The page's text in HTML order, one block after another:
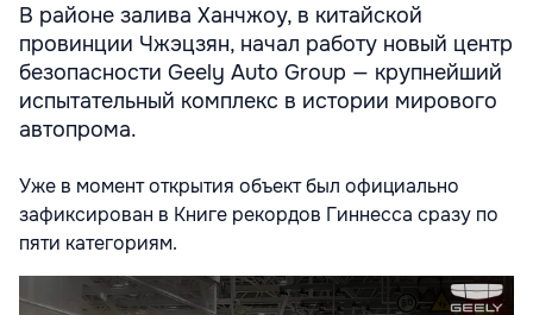
В районе залива Ханчжоу, в китайской
провинции Чжэцзян, начал работу новый центр
безопасности Geely Auto Group — крупнейший
испытательный комплекс в истории мирового
автопрома.
Уже в момент открытия объект был официально
зафиксирован в Книге рекордов Гиннесса сразу по
пяти категориям.